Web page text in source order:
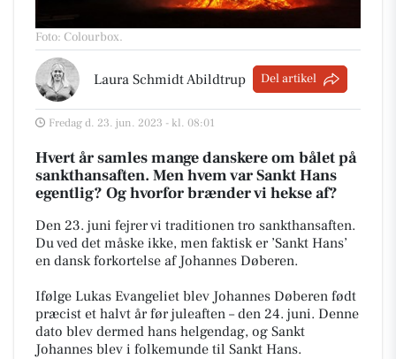
Foto: Colourbox.
Laura Schmidt Abildtrup Del artikel
Fredag d. 23. jun. 2023 - kl. 08:01
Hvert år samles mange danskere om bålet på
sankthansaften. Men hvem var Sankt Hans
egentlig? Og hvorfor brænder vi hekse af?
Den 23. juni fejrer vi traditionen tro sankthansaften.
Du ved det måske ikke, men faktisk er ’Sankt Hans’
en dansk forkortelse af Johannes Døberen.
Ifølge Lukas Evangeliet blev Johannes Døberen født
præcist et halvt år før juleaften – den 24. juni. Denne
dato blev dermed hans helgendag, og Sankt
Johannes blev i folkemunde til Sankt Hans.